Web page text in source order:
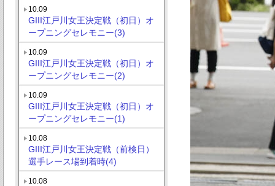
10.09
GIII江戸川女王決定戦（初日）オ
ープニングセレモニー(3)
10.09
GIII江戸川女王決定戦（初日）オ
ープニングセレモニー(2)
10.09
GIII江戸川女王決定戦（初日）オ
ープニングセレモニー(1)
10.08
GIII江戸川女王決定戦（前検日）
選手レース場到着時(4)
10.08